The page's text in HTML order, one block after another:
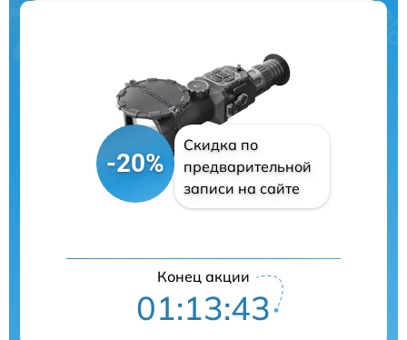
-20%
Скидка по
предварительной
записи на сайте
Конец акции
01:13:42